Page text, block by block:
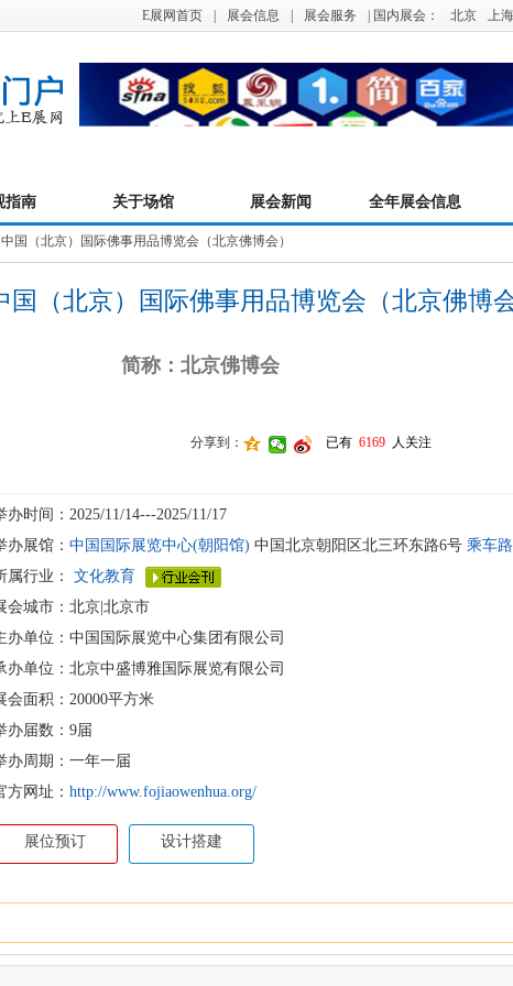
E展网首页 展会信息 展会服务 | 国内展会： 北京 上海
指南 关于场馆 展会新闻 全年展会信息
国（北京）国际佛事用品博览会（北京佛博会）
国（北京）国际佛事用品博览会（北京佛博
简称：北京佛博会
分享到： 已有 6169 人关注
办时间：2025/11/14---2025/11/17
办展馆： 中国国际展览中心(朝阳馆) 中国北京朝阳区北三环东路6号 乘车
属行业： 文化教育
会城市：北京|北京市
办单位：中国国际展览中心集团有限公司
办单位：北京中盛博雅国际展览有限公司
会面积：20000平方米
办届数：9届
办周期：一年一届
方网址： http://www.fojiaowenhua.org/
展位预订 设计搭建